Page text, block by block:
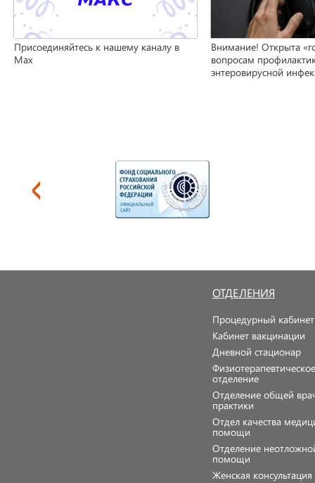
Присоединяйтесь к нашему каналу в
Max
Внимание! Открыта
вопросам
энтеровирусной
ОТДЕЛЕНИЯ
Процедурный кабинет
Кабинет вакцинации
Дневной стационар
Физиотерапевтическое
отделение
Отделение общей
практики
Отдел качества
помощи
Отделение
помощи
Женская